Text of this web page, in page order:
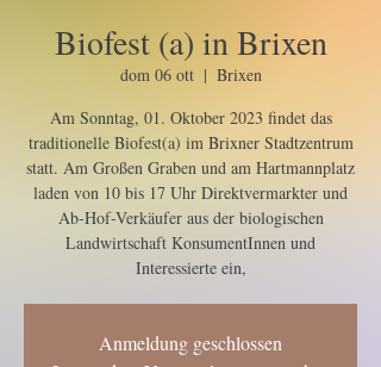
Biofest (a) in Brixen
dom 06 ott
  |
Brixen
Am Sonntag, 01. Oktober 2023 findet das
traditionelle Biofest(a) im Brixner Stadtzentrum
statt. Am Großen Graben und am Hartmannplatz
laden von 10 bis 17 Uhr Direktvermarkter und
Ab-Hof-Verkäufer aus der biologischen
Landwirtschaft KonsumentInnen und
Interessierte ein,
Anmeldung geschlossen